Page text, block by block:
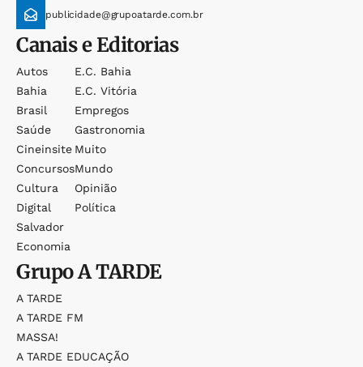
publicidade@grupoatarde.com.br
Canais e Editorias
Autos
Bahia
Brasil
Saúde
Cineinsite
Concursos
Cultura
Digital
Salvador
Economia
E.c. Bahia
E.c. Vitória
Empregos
Gastronomia
Muito
Mundo
Opinião
Política
GrupoA TARDE
A TARDE
A TARDE FM
MASSA!
A TARDE EDUCAÇÃO